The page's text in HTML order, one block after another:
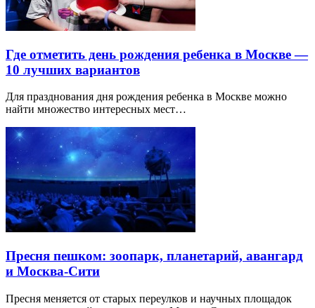
Где отметить день рождения ребенка в Москве —
10 лучших вариантов
Для празднования дня рождения ребенка в Москве можно
найти множество интересных мест…
Пресня пешком: зоопарк, планетарий, авангард
и Москва-Сити
Пресня меняется от старых переулков и научных площадок